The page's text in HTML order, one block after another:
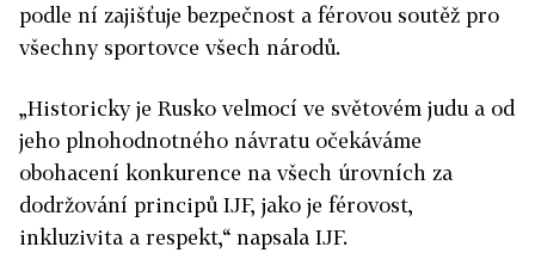
podle ní zajišťuje bezpečnost a férovou soutěž pro
všechny sportovce všech národů.
„Historicky je Rusko velmocí ve světovém judu a od
jeho plnohodnotného návratu očekáváme
obohacení konkurence na všech úrovních za
dodržování principů IJF, jako je férovost,
inkluzivita a respekt,“ napsala IJF.